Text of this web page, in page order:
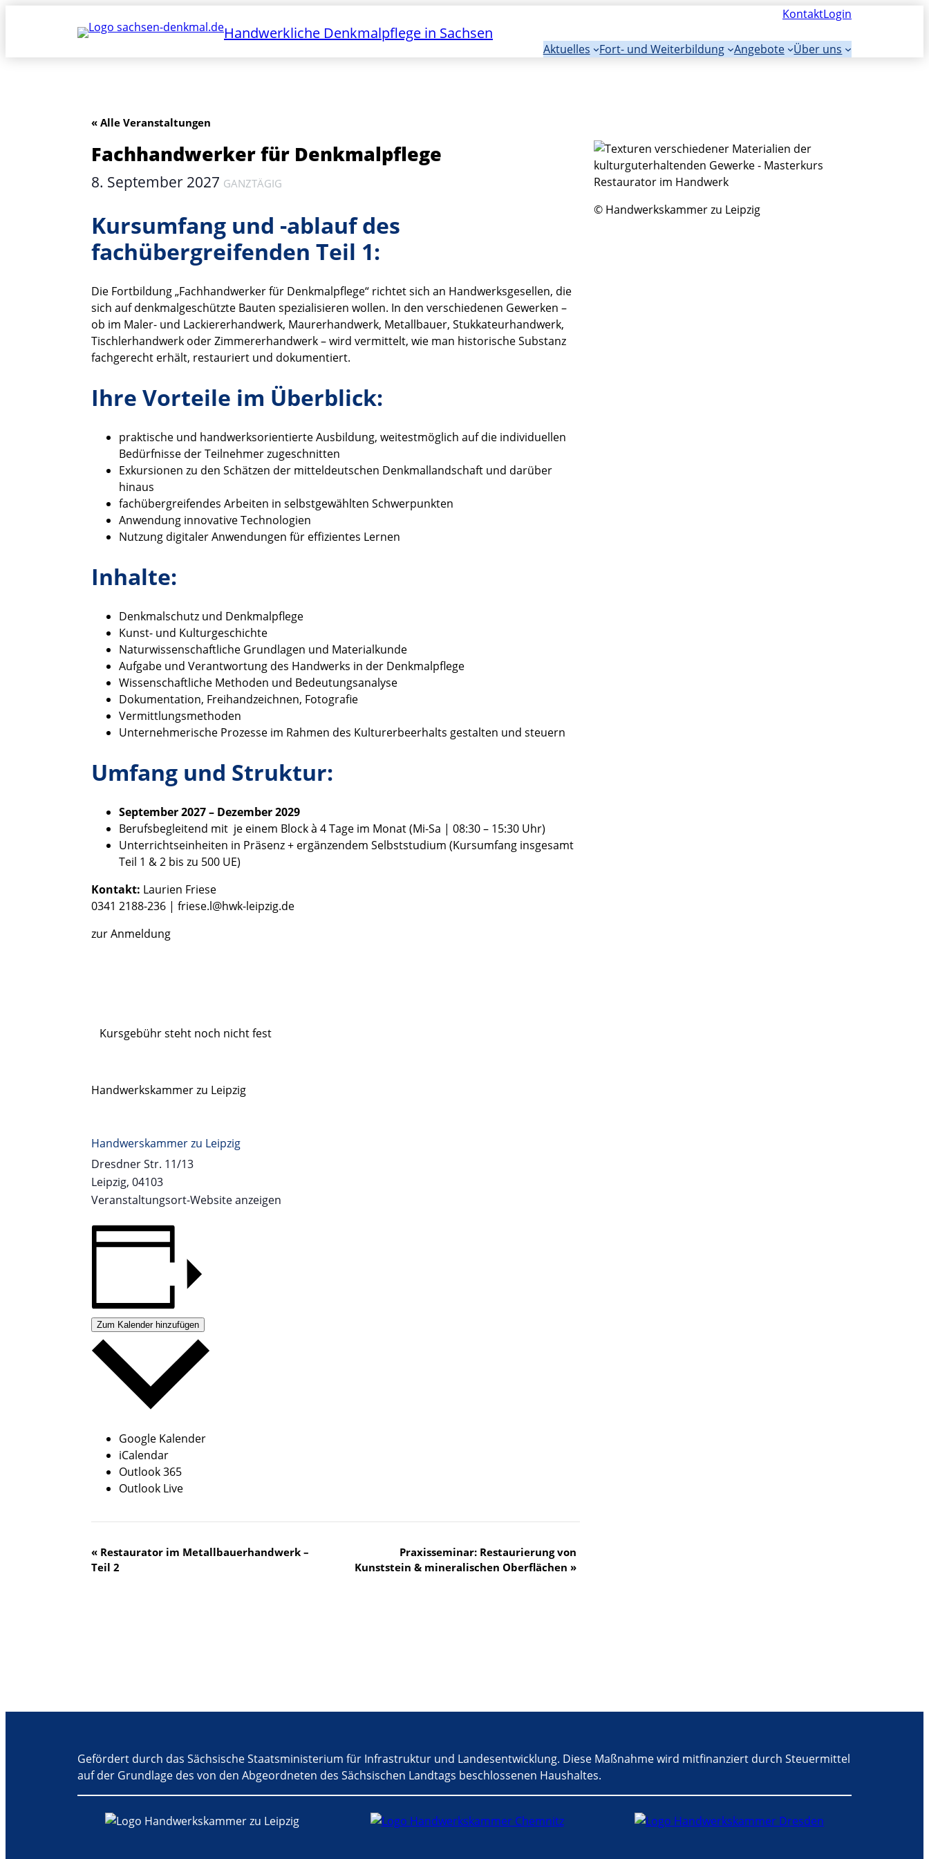
KontaktLogin
Handwerkliche Denkmalpflege in Sachsen
Aktuelles Fort- und Weiterbildung Angebote Über uns
« Alle Veranstaltungen
Fachhandwerker für Denkmalpflege
8. September 2027 GANZTÄGIG
Kursumfang und -ablauf des
fachübergreifenden Teil 1:
Die Fortbildung „Fachhandwerker für Denkmalpflege“ richtet sich an Handwerksgesellen, die
sich auf denkmalgeschützte Bauten spezialisieren wollen. In den verschiedenen Gewerken –
ob im Maler- und Lackiererhandwerk, Maurerhandwerk, Metallbauer, Stukkateurhandwerk,
Tischlerhandwerk oder Zimmererhandwerk – wird vermittelt, wie man historische Substanz
fachgerecht erhält, restauriert und dokumentiert.
Ihre Vorteile im Überblick:
praktische und handwerksorientierte Ausbildung, weitestmöglich auf die individuellen
Bedürfnisse der Teilnehmer zugeschnitten
Exkursionen zu den Schätzen der mitteldeutschen Denkmallandschaft und darüber
hinaus
fachübergreifendes Arbeiten in selbstgewählten Schwerpunkten
Anwendung innovative Technologien
Nutzung digitaler Anwendungen für effizientes Lernen
Inhalte:
Denkmalschutz und Denkmalpflege
Kunst- und Kulturgeschichte
Naturwissenschaftliche Grundlagen und Materialkunde
Aufgabe und Verantwortung des Handwerks in der Denkmalpflege
Wissenschaftliche Methoden und Bedeutungsanalyse
Dokumentation, Freihandzeichnen, Fotografie
Vermittlungsmethoden
Unternehmerische Prozesse im Rahmen des Kulturerbeerhalts gestalten und steuern
Umfang und Struktur:
September 2027 – Dezember 2029
Berufsbegleitend mit je einem Block à 4 Tage im Monat (Mi-Sa | 08:30 – 15:30 Uhr)
Unterrichtseinheiten in Präsenz + ergänzendem Selbststudium (Kursumfang insgesamt
Teil 1 & 2 bis zu 500 UE)
Kontakt: Laurien Friese
0341 2188-236 | friese.l@hwk-leipzig.de
zur Anmeldung
Kursgebühr steht noch nicht fest
Handwerkskammer zu Leipzig
Handwerskammer zu Leipzig
Dresdner Str. 11/13
Leipzig, 04103
Veranstaltungsort-Website anzeigen
Zum Kalender hinzufügen
Google Kalender
iCalendar
Outlook 365
Outlook Live
V
e
l
n
g
« Restaurator im Metallbauerhandwerk –
Teil 2
Praxisseminar: Restaurierung von
Kunststein & mineralischen Oberflächen »
© Handwerkskammer zu Leipzig
Gefördert durch das Sächsische Staatsministerium für Infrastruktur und Landesentwicklung. Diese Maßnahme wird mitfinanziert durch Steuermittel
auf der Grundlage des von den Abgeordneten des Sächsischen Landtags beschlossenen Haushaltes.